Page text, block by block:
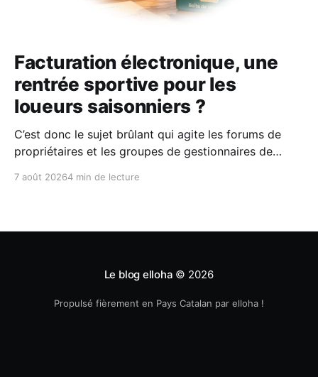
Facturation électronique, une
rentrée sportive pour les
loueurs saisonniers ?
C’est donc le sujet brûlant qui agite les forums de
propriétaires et les groupes de gestionnaires de
obligatoire débarque le 1er septembre 2026 et les
DGFIP, à quelques semaines du
7 août 20264 min de lecture
Le blog elloha © 2026
Propulsé fièrement en Pays Catalan par elloha !